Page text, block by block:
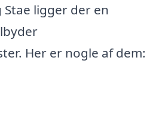
ligger der en
Her er nogle af dem: